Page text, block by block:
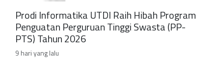
Prodi Informatika UTDI Raih Hibah Program
Penguatan Perguruan Tinggi Swasta (PP-
PTS) Tahun 2026
9 hari yang lalu